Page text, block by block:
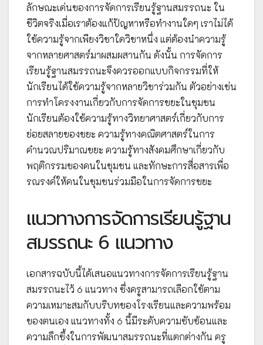
ลักษณะเด่นของการจัดการเรียนรู้ฐานสมรรถนะ ใน
ชีวิตจริงเมื่อเราต้องแก้ปัญหาหรือทำงานใดๆ เราไม่ได้
ใช้ความรู้จากเพียงวิชาใดวิชาหนึ่ง แต่ต้องนำความรู้
จากหลายศาสตร์มาผสมผสานกัน ดังนั้น การจัดการ
เรียนรู้ฐานสมรรถนะจึงควรออกแบบกิจกรรมที่ให้
นักเรียนได้ใช้ความรู้จากหลายวิชาร่วมกัน ตัวอย่างเช่น
การทำโครงงานเกี่ยวกับการจัดการขยะในชุมชน
นักเรียนต้องใช้ความรู้ทางวิทยาศาสตร์เกี่ยวกับการ
ย่อยสลายของขยะ ความรู้ทางคณิตศาสตร์ในการ
คำนวณปริมาณขยะ ความรู้ทางสังคมศึกษาเกี่ยวกับ
พฤติกรรมของคนในชุมชน และทักษะการสื่อสารเพื่อ
รณรงค์ให้คนในชุมชนร่วมมือในการจัดการขยะ
แนวทางการจัดการเรียนรู้ฐาน
สมรรถนะ 6 แนวทาง
เอกสารฉบับนี้ได้เสนอแนวทางการจัดการเรียนรู้ฐาน
สมรรถนะไว้ 6 แนวทาง ซึ่งครูสามารถเลือกใช้ตาม
ความเหมาะสมกับบริบทของโรงเรียนและความพร้อม
ของตนเอง แนวทางทั้ง 6 นี้มีระดับความซับซ้อนและ
ความลึกซึ้งในการพัฒนาสมรรถนะที่แตกต่างกัน ครู